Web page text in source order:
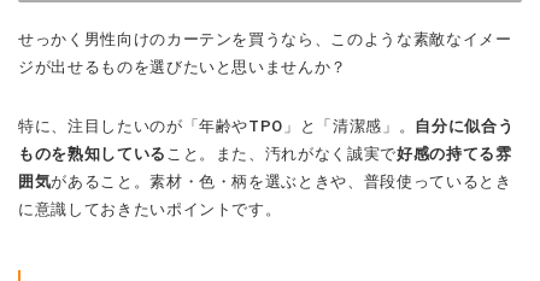
せっかく男性向けのカーテンを買うなら、このような素敵なイメー
ジが出せるものを選びたいと思いませんか？
特に、注目したいのが「年齢やTPO」と「清潔感」。 自分に似合う
ものを熟知している こと。また、汚れがなく誠実で好感の持てる雰
囲気があること。素材・色・柄を選ぶときや、普段使っているとき
に意識しておきたいポイントです。